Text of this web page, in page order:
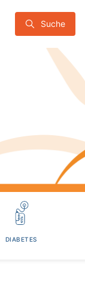
Suche
DIABETES